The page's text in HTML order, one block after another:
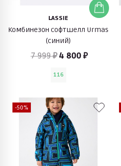
LASSIE
Комбинезон софтшелл Urmas
(синий)
7 999 ₽ 4 800 ₽
116
-50%